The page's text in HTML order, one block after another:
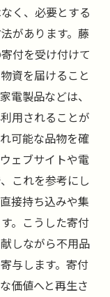
く、必要とする
があります。藤
付を受け付けて
資を届けること
電製品などは、
用されることが
可能な品物を確
ェブサイトや電
これを参考にし
接持ち込みや集
。こうした寄付
しながら不用品
与します。寄付
価値へと再生さ